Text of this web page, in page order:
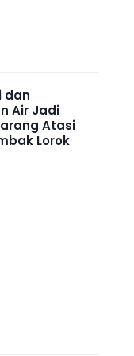
dan
Air Jadi
Atasi
Lorok